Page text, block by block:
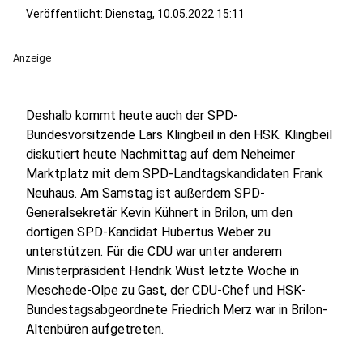
Veröffentlicht: Dienstag, 10.05.2022 15:11
Anzeige
Deshalb kommt heute auch der SPD-
Bundesvorsitzende Lars Klingbeil in den HSK. Klingbeil
diskutiert heute Nachmittag auf dem Neheimer
Marktplatz mit dem SPD-Landtagskandidaten Frank
Neuhaus. Am Samstag ist außerdem SPD-
Generalsekretär Kevin Kühnert in Brilon, um den
dortigen SPD-Kandidat Hubertus Weber zu
unterstützen. Für die CDU war unter anderem
Ministerpräsident Hendrik Wüst letzte Woche in
Meschede-Olpe zu Gast, der CDU-Chef und HSK-
Bundestagsabgeordnete Friedrich Merz war in Brilon-
Altenbüren aufgetreten.